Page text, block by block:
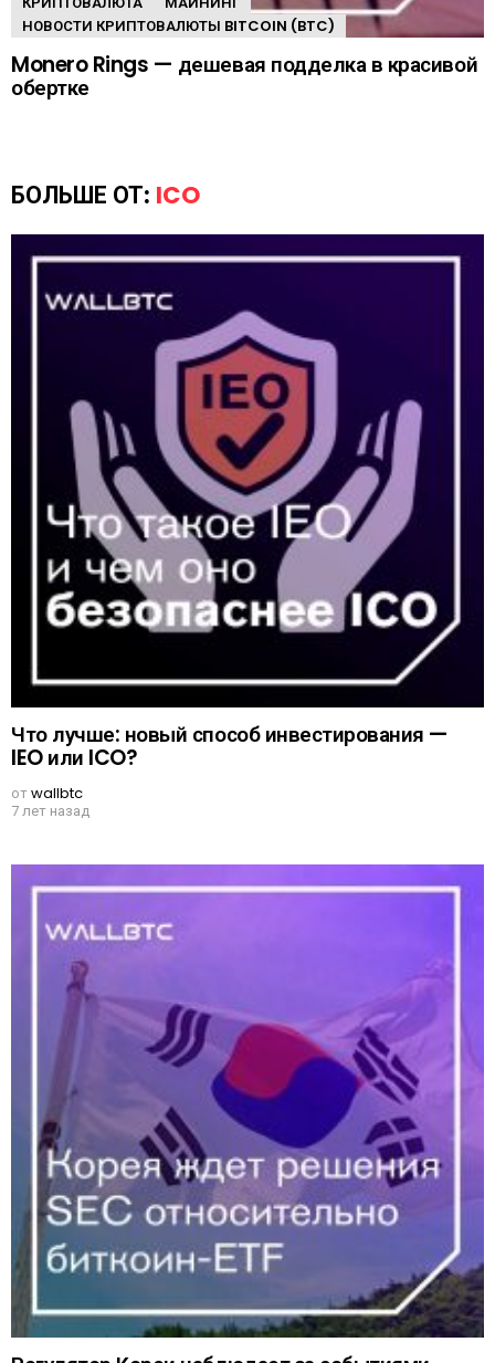
НОВОСТИ КРИПТОВАЛЮТЫ BITCOIN (BTC)
Monero Rings — дешевая подделка в красивой
обертке
БОЛЬШЕ ОТ: ICO
Что лучше: новый способ инвестирования —
IEO или ICO?
отwallbtc
7 лет назад